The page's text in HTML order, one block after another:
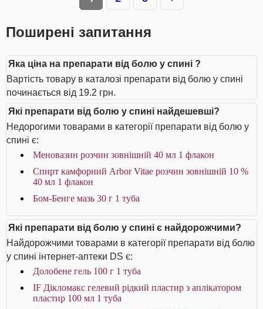
Поширені запитання
Яка ціна на препарати від болю у спині ?
Вартість товару в каталозі препарати від болю у спині
починається від 19.2 грн.
Які препарати від болю у спині найдешевші?
Недорогими товарами в категорії препарати від болю у
спині є:
Меновазин розчин зовнішній 40 мл 1 флакон
Спирт камфорний Arbor Vitae розчин зовнішній 10 %
40 мл 1 флакон
Бом-Бенге мазь 30 г 1 туба
Які препарати від болю у спині є найдорожчими?
Найдорожчими товарами в категорії препарати від болю
у спині інтернет-аптеки DS є:
Долобене гель 100 г 1 туба
IF Дікломакс гелевий рідкий пластир з аплікатором
пластир 100 мл 1 туба